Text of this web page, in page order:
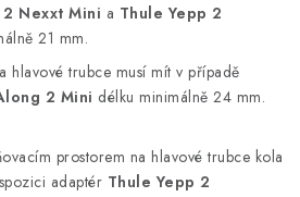
Nexxt Mini a Thule Yepp 2
21 mm.
hlavové trubce musí mít v případě
2 Mini délku minimálně 24 mm.
prostorem na hlavové trubce kola
adaptér Thule Yepp 2